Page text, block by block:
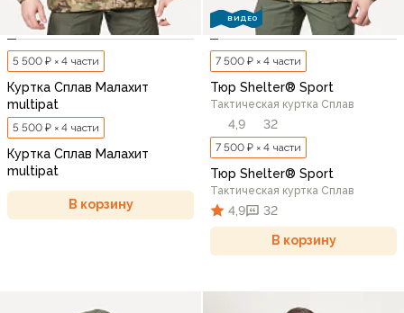
5 500 ₽ × 4 части
Куртка Сплав Малахит
multipat
5 500 ₽ × 4 части
Куртка Сплав Малахит
multipat
В корзину
ВИДЕО
7 500 ₽ × 4 части
Тюр Shelter® Sport
Тактическая куртка Сплав
4,9 32
7 500 ₽ × 4 части
Тюр Shelter® Sport
Тактическая куртка Сплав
4,9 32
В корзину